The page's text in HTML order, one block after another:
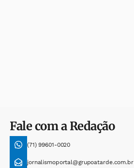
Fale com a Redação
(71) 99601-0020
jornalismoportal@grupoatarde.com.br